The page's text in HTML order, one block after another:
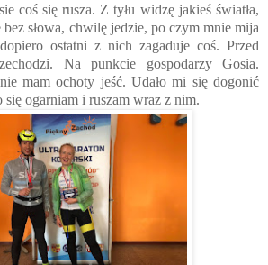
coś się rusza. Z tyłu widzę jakieś światła,
słowa, chwilę jedzie, po czym mnie mija
ostatni z nich zagaduje coś. Przed
Na punkcie gospodarzy Gosia.
mam ochoty jeść. Udało mi się dogonić
ogarniam i ruszam wraz z nim.